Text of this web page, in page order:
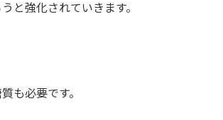
と強化されていきます。
も必要です。